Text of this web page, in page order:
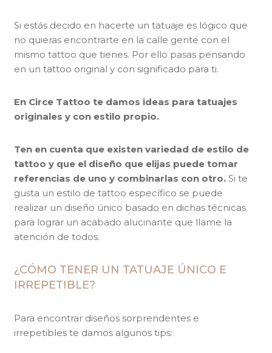
Si estás decido en hacerte un tatuaje es lógico que
no quieras encontrarte en la calle gente con el
mismo tattoo que tienes. Por ello pasas pensando
en un tattoo original y con significado para ti.
En Circe Tattoo te damos ideas para tatuajes
originales y con estilo propio.
Ten en cuenta que existen variedad de estilo de
tattoo y que el diseño que elijas puede tomar
referencias de uno y combinarlas con otro. Si te
gusta un estilo de tattoo específico se puede
realizar un diseño único basado en dichas técnicas
para lograr un acabado alucinante que llame la
atención de todos.
¿CÓMO TENER UN TATUAJE ÚNICO E
IRREPETIBLE?
Para encontrar diseños sorprendentes e
irrepetibles te damos algunos tips: